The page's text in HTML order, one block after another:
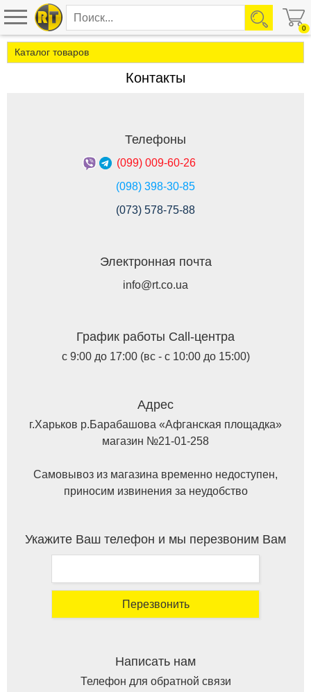
0
Каталог товаров
Контакты
Телефоны
(099) 009-60-26
(098) 398-30-85
(073) 578-75-88
Электронная почта
info@rt.co.ua
График работы Call-центра
с 9:00 до 17:00 (вс - с 10:00 до 15:00)
Адрес
г.Харьков р.Барабашова «Афганская площадка»
магазин №21-01-258
Самовывоз из магазина временно недоступен,
приносим извинения за неудобство
Укажите Ваш телефон и мы перезвоним Вам
Написать нам
Телефон для обратной связи